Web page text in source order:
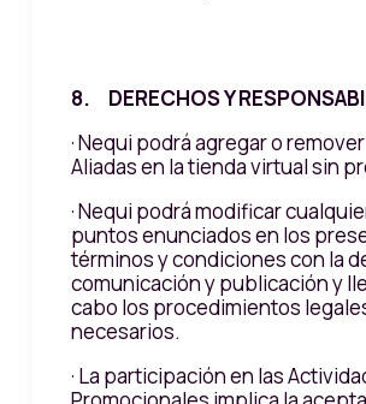
8. DERECHOS Y
· Nequi podrá agregar o
Aliadas en la tienda virtual sin
· Nequi podrá modificar
puntos enunciados en los
términos y condiciones con la
comunicación y publicación y
cabo los procedimientos
necesarios.
· La participación en las